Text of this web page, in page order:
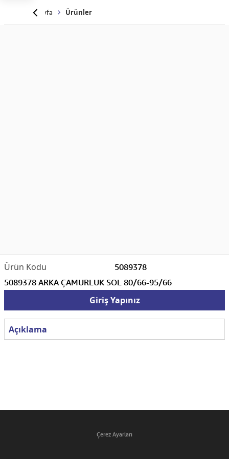
Anasayfa Ürünler
5089378
5089378 ARKA ÇAMURLUK SOL 80/66-95/66
Giriş Yapınız
Açıklama
Çerez Ayarları